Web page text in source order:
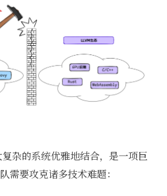
杂的系统优雅地结合，是一项巨
需要攻克诸多技术难题：